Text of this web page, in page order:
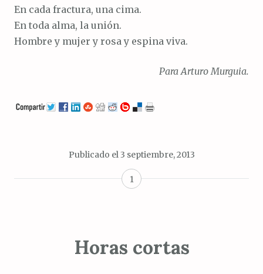
En cada fractura, una cima.
En toda alma, la unión.
Hombre y mujer y rosa y espina viva.
Para Arturo Murguia.
Publicado el3 septiembre, 2013
1
Horas cortas